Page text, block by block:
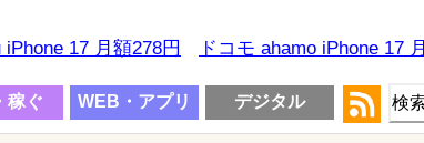
iPhone 17 月額278円 ドコモ ahamo iPhone 17
稼ぐ WEB・アプリ デジタル